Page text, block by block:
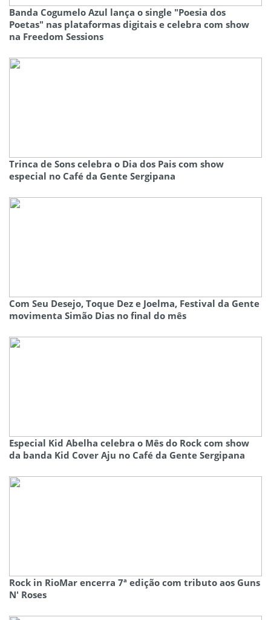
Banda Cogumelo Azul lança o single "Poesia dos
Poetas" nas plataformas digitais e celebra com show
na Freedom Sessions
Trinca de Sons celebra o Dia dos Pais com show
especial no Café da Gente Sergipana
Com Seu Desejo, Toque Dez e Joelma, Festival da Gente
movimenta Simão Dias no final do mês
Especial Kid Abelha celebra o Mês do Rock com show
da banda Kid Cover Aju no Café da Gente Sergipana
Rock in RioMar encerra 7ª edição com tributo aos Guns
N' Roses